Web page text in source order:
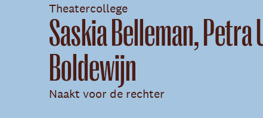
Theatercollege
Saskia Belleman, Petra
Boldewijn
Naakt voor de rechter